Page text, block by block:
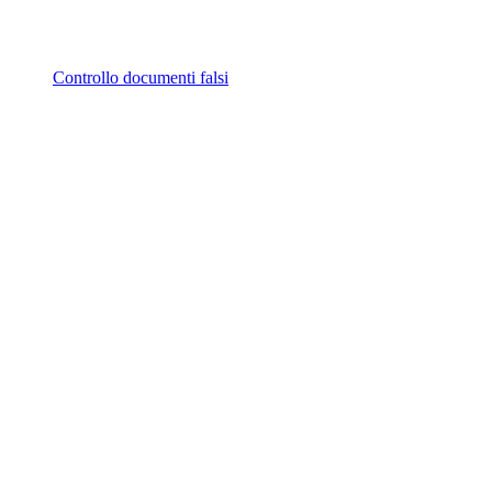
Controllo documenti falsi